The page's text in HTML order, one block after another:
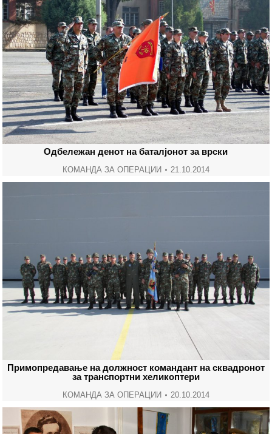
Одбележан денот на баталјонот за врски
КОМАНДА ЗА ОПЕРАЦИИ 21.10.2014
Примопредавање на должност командант на сквадронот
за транспортни хеликоптери
КОМАНДА ЗА ОПЕРАЦИИ 20.10.2014